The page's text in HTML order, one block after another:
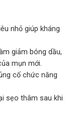
nhỏ giúp kháng
giảm bóng dầu,
mụn mới.
cố chức năng
sẹo thâm sau khi